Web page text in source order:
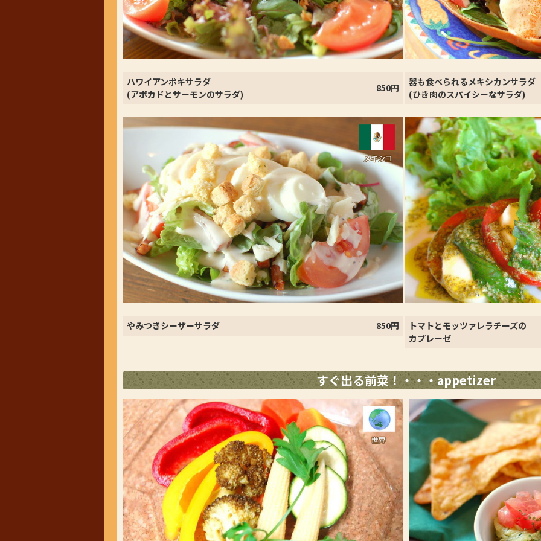
ハワイアンポキサラダ
(アボカドとサーモンのサラダ)
850円
器も食べられるメキシカンサラダ
(ひき肉のスパイシーなサラダ)
やみつきシーザーサラダ 850円
トマトとモッツァレラチーズの
カプレーゼ
すぐ出る前菜！・・・appetizer